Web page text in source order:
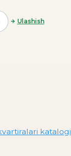
Ulashish
katalogi